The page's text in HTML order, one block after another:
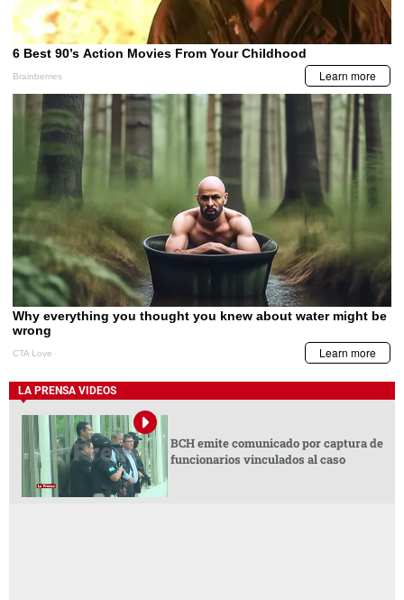
LA PRENSA VIDEOS
BCH emite comunicado por captura de
funcionarios vinculados al caso